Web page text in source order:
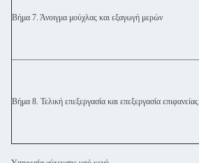
Βήμα 7. Άνοιγμα μούχλας και εξαγωγή μερών
Βήμα 8. Τελική επεξεργασία και επεξεργασία επιφανείας